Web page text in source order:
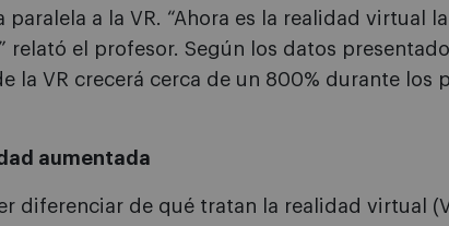
a la VR. “Ahora es la realidad virtual
relató el profesor. Según los datos
la VR crecerá cerca de un 800% durante los
aumentada
diferenciar de qué tratan la realidad virtual